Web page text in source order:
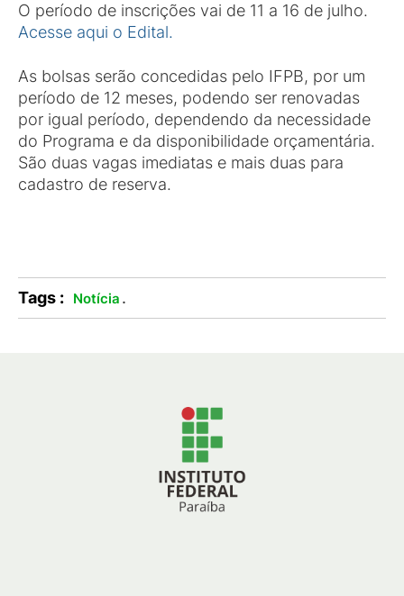
O período de inscrições vai de 11 a 16 de julho.
Acesse aqui o Edital.
As bolsas serão concedidas pelo IFPB, por um
período de 12 meses, podendo ser renovadas
por igual período, dependendo da necessidade
do Programa e da disponibilidade orçamentária.
São duas vagas imediatas e mais duas para
cadastro de reserva.
Tags : Notícia .